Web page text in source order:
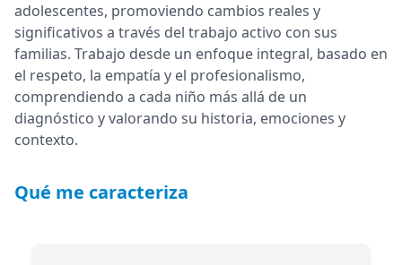
adolescentes, promoviendo cambios reales y
significativos a través del trabajo activo con sus
familias. Trabajo desde un enfoque integral, basado en
el respeto, la empatía y el profesionalismo,
comprendiendo a cada niño más allá de un
diagnóstico y valorando su historia, emociones y
contexto.
Qué me caracteriza